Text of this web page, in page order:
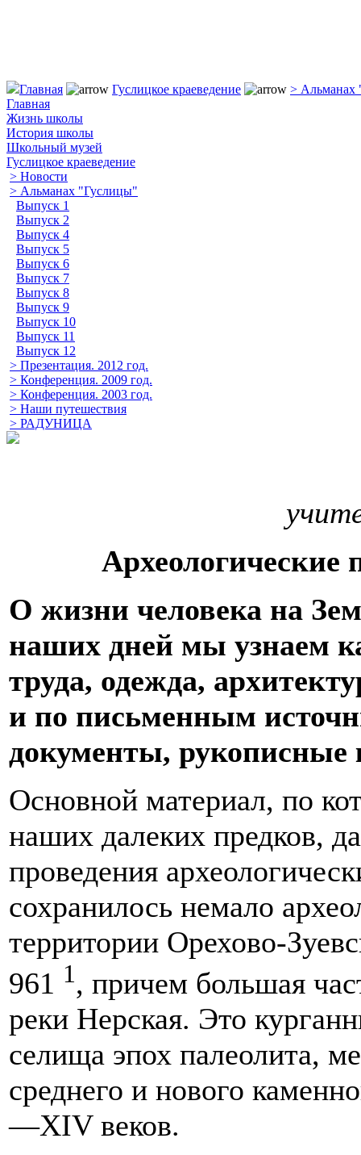
Главная Гуслицкое краеведение
> Альманах
Главная
Жизнь школы
История школы
Школьный музей
Гуслицкое краеведение
> Новости
> Альманах "Гуслицы"
Выпуск 1
Выпуск 2
Выпуск 4
Выпуск 5
Выпуск 6
Выпуск 7
Выпуск 8
Выпуск 9
Выпуск 10
Выпуск 11
Выпуск 12
> Презентация. 2012 год.
> Конференция. 2009 год.
> Конференция. 2003 год.
> Наши путешествия
> РАДУНИЦА
О жизни человека на
наших дней мы узнаем
труда, одежда,
и по письменным
документы, рукописные
Основной материал, по
наших далеких предков,
проведения
сохранилось немало
территории Орехово-
961 1, причем большая
реки Нерская. Это
селища эпох палеолита,
среднего и нового
—XIV веков.